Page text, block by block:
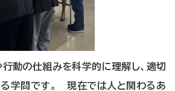
動の仕組みを科学的に理解し、適切
る学問です。 現在では人と関わるあ